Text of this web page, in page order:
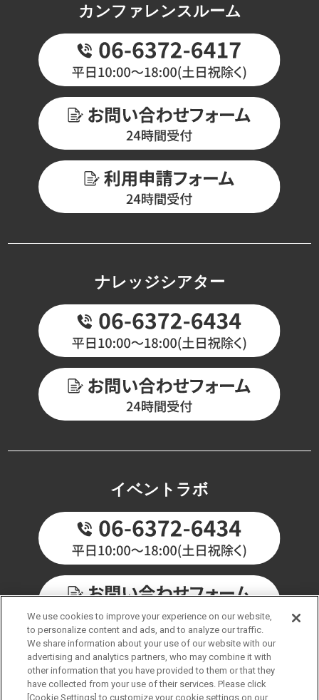
カンファレンスルーム
ナレッジシアター
イベントラボ
会社概要 個人情報保護方針 サイトマップ
We use cookies to improve your experience on our website,
to personalize content and ads, and to analyze our traffic.
We share information about your use of our website with our
advertising and analytics partners, who may combine it with
other information that you have provided to them or that they
have collected from your use of their services. Please click
[Cookie Settings] to customize your cookie settings on our